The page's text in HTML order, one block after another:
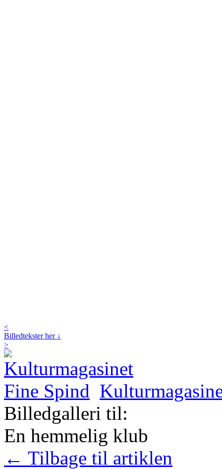
<
Billedtekster her ↓
>
Billedgalleri til:
En hemmelig klub
← Tilbage til artiklen